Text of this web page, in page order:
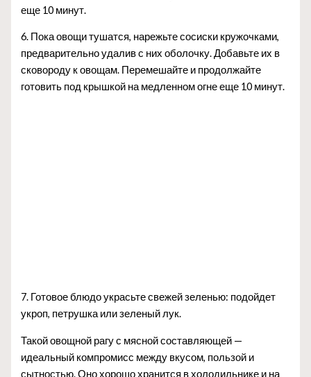
еще 10 минут.
6. Пока овощи тушатся, нарежьте сосиски кружочками,
предварительно удалив с них оболочку. Добавьте их в
сковороду к овощам. Перемешайте и продолжайте
готовить под крышкой на медленном огне еще 10 минут.
7. Готовое блюдо украсьте свежей зеленью: подойдет
укроп, петрушка или зеленый лук.
Такой овощной рагу с мясной составляющей —
идеальный компромисс между вкусом, пользой и
сытностью. Оно хорошо хранится в холодильнике и на